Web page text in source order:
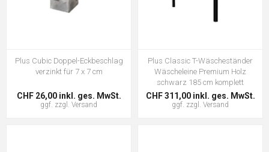
Plus Cubic Doppel-Eckbeschlag
verzinkt für 7 x 7 cm
CHF 26,00 inkl. ges. MwSt.
ggf. zzgl. Versand
Plus Classic T-Wäscheständer
Wäscheleine Premium Holz
schwarz 185 cm komplett
CHF 311,00 inkl. ges. MwSt.
ggf. zzgl. Versand